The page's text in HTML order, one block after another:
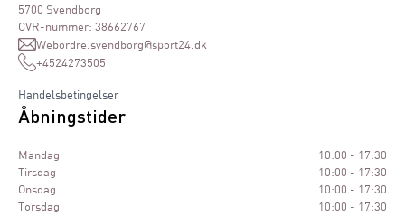
5700 Svendborg
CVR-nummer: 38662767
Webordre.svendborg@sport24.dk
+4524273505
Handelsbetingelser
Åbningstider
Mandag
10:00 - 17:30
Tirsdag
10:00 - 17:30
Onsdag
10:00 - 17:30
Torsdag
10:00 - 17:30